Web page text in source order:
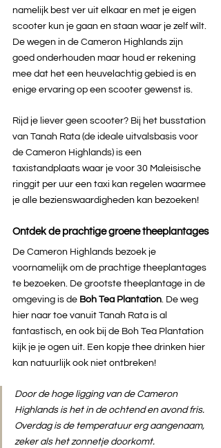
namelijk best ver uit elkaar en met je eigen
scooter kun je gaan en staan waar je zelf wilt.
De wegen in de Cameron Highlands zijn
goed onderhouden maar houd er rekening
mee dat het een heuvelachtig gebied is en
enige ervaring op een scooter gewenst is.
Rijd je liever geen scooter? Bij het busstation
van Tanah Rata (de ideale uitvalsbasis voor
de Cameron Highlands) is een
taxistandplaats waar je voor 30 Maleisische
ringgit per uur een taxi kan regelen waarmee
je alle bezienswaardigheden kan bezoeken!
Ontdek de prachtige groene theeplantages
De Cameron Highlands bezoek je
voornamelijk om de prachtige theeplantages
te bezoeken. De grootste theeplantage in de
omgeving is de Boh Tea Plantation. De weg
hier naar toe vanuit Tanah Rata is al
fantastisch, en ook bij de Boh Tea Plantation
kijk je je ogen uit. Een kopje thee drinken hier
kan natuurlijk ook niet ontbreken!
Door de hoge ligging van de Cameron
Highlands is het in de ochtend en avond fris.
Overdag is de temperatuur erg aangenaam,
zeker als het zonnetje doorkomt.